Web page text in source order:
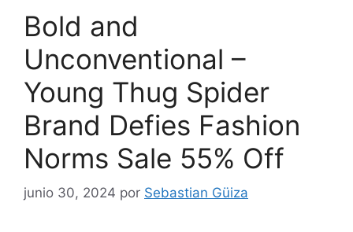
Bold and
Unconventional –
Young Thug Spider
Brand Defies Fashion
Norms Sale 55% Off
junio 30, 2024 por Sebastian Güiza